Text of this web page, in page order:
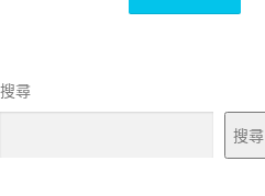
搜尋
搜尋